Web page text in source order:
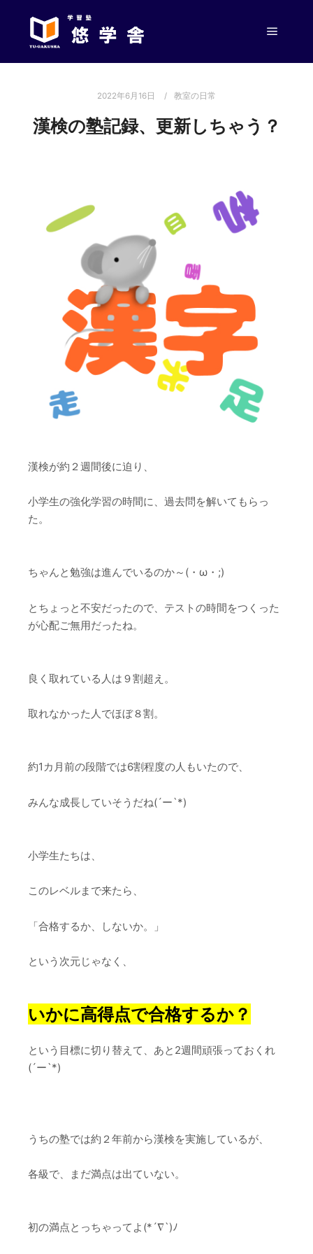
2022年6月16日 教室の日常
漢検の塾記録、更新しちゃう？
漢検が約２週間後に迫り、
小学生の強化学習の時間に、過去問を解いてもらっ
た。
ちゃんと勉強は進んでいるのか～(・ω・;)
とちょっと不安だったので、テストの時間をつくった
が心配ご無用だったね。
良く取れている人は９割超え。
取れなかった人でほぼ８割。
約1カ月前の段階では6割程度の人もいたので、
みんな成長していそうだね(´ー`*)
小学生たちは、
このレベルまで来たら、
「合格するか、しないか。」
という次元じゃなく、
いかに高得点で合格するか？
という目標に切り替えて、あと2週間頑張っておくれ
(´ー`*)
うちの塾では約２年前から漢検を実施しているが、
各級で、まだ満点は出ていない。
初の満点とっちゃってよ(*´∇`)ﾉ